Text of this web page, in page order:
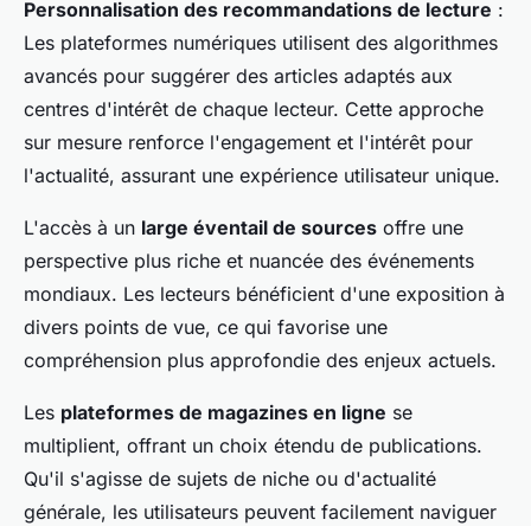
Personnalisation des recommandations de lecture :
Les plateformes numériques utilisent des algorithmes
avancés pour suggérer des articles adaptés aux
centres d'intérêt de chaque lecteur. Cette approche
sur mesure renforce l'engagement et l'intérêt pour
l'actualité, assurant une expérience utilisateur unique.
L'accès à un large éventail de sources offre une
perspective plus riche et nuancée des événements
mondiaux. Les lecteurs bénéficient d'une exposition à
divers points de vue, ce qui favorise une
compréhension plus approfondie des enjeux actuels.
Les plateformes de magazines en ligne se
multiplient, offrant un choix étendu de publications.
Qu'il s'agisse de sujets de niche ou d'actualité
générale, les utilisateurs peuvent facilement naviguer